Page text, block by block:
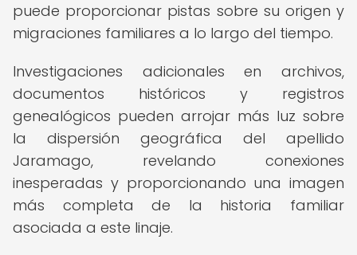
puede proporcionar pistas sobre su origen y
migraciones familiares a lo largo del tiempo.
Investigaciones adicionales en archivos,
documentos históricos y registros
genealógicos pueden arrojar más luz sobre
la dispersión geográfica del apellido
Jaramago, revelando conexiones
inesperadas y proporcionando una imagen
más completa de la historia familiar
asociada a este linaje.